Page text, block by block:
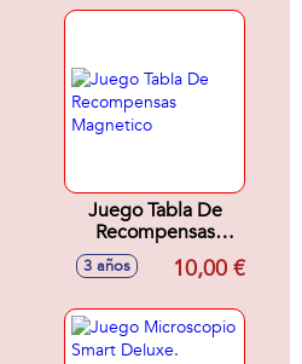
Juego Tabla De
Recompensas
Magnetico
3 años 10,00 €